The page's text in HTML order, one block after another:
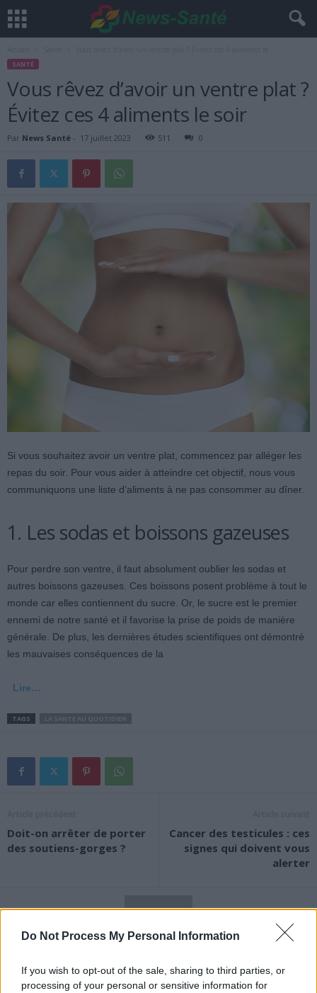
Do Not Process My Personal Information
If you wish to opt-out of the sale, sharing to third parties, or
processing of your personal or sensitive information for
SANTÉ
Vous rêvez d’avoir un ventre plat ?
Évitez ces 4 aliments le soir
Par News Santé - 17 juillet 2023 511 0
Si vous souhaitez avoir un ventre plat, commencez par alléger les
repas du soir. Pour vous aider à atteindre cet objectif, nous vous
communiquons une liste d’aliments à ne pas consommer au dîner.
1. Les sodas et boissons gazeuses
Pour perdre son ventre, il faut absolument oublier les sodas et
autres boissons gazeuses. Ces boissons posent problème à tout le
monde car elles contiennent du sucre. Or, le sucre est le premier
ennemi de notre santé et il favorise la prise de poids de manière
générale. De plus, les dernières études scientifiques ont démontré
les mauvaises conséquences de la
Lire…
TAGS
Doit-on arrêter de porter
des soutiens-gorges ?
Cancer des testicules : ces
signes qui doivent vous
alerter
News Santé